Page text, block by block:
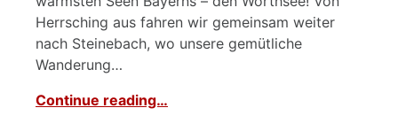
Herrsching aus fahren wir gemeinsam weiter
nach Steinebach, wo unsere gemütliche
Wanderung…
Continue reading…